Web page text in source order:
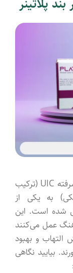
کمربند پلاتینر با بهره‌گیری از تکنولوژی پیشرفته UIC (ترکیب
به یکی از
شده است. این
عمل می‌کنند
التهاب و بهبود
بیایید نگاهی